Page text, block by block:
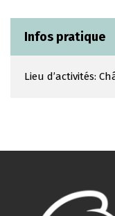
Infos pratique
Lieu d’activités: